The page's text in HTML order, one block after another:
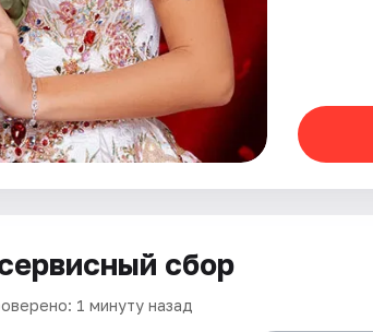
сбор
1 минуту назад